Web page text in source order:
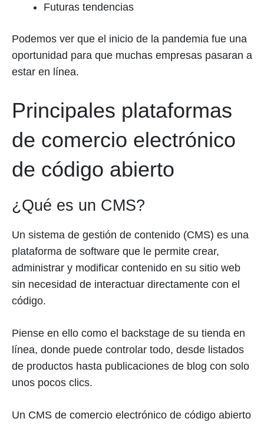
Futuras tendencias
Podemos ver que el inicio de la pandemia fue una
oportunidad para que muchas empresas pasaran a
estar en línea.
Principales plataformas
de comercio electrónico
de código abierto
¿Qué es un CMS?
Un sistema de gestión de contenido (CMS) es una
plataforma de software que le permite crear,
administrar y modificar contenido en su sitio web
sin necesidad de interactuar directamente con el
código.
Piense en ello como el backstage de su tienda en
línea, donde puede controlar todo, desde listados
de productos hasta publicaciones de blog con solo
unos pocos clics.
Un CMS de comercio electrónico de código abierto